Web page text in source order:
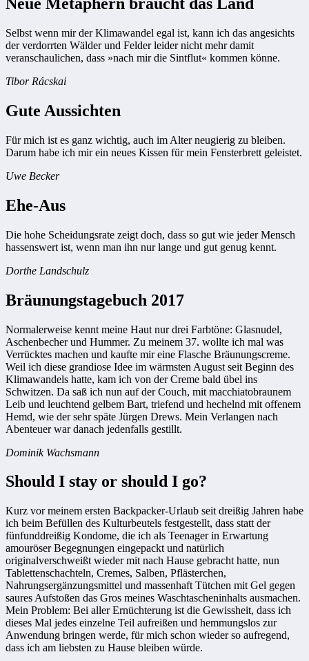
Selbst wenn mir der Klimawandel egal ist, kann ich das angesichts
der verdorrten Wälder und Felder leider nicht mehr damit
veranschaulichen, dass »nach mir die Sintflut« kommen könne.
Tibor Rácskai
Gute Aussichten
Für mich ist es ganz wichtig, auch im Alter neugierig zu bleiben.
Darum habe ich mir ein neues Kissen für mein Fensterbrett geleistet.
Uwe Becker
Ehe-Aus
Die hohe Scheidungsrate zeigt doch, dass so gut wie jeder Mensch
hassenswert ist, wenn man ihn nur lange und gut genug kennt.
Dorthe Landschulz
Bräunungstagebuch 2017
Normalerweise kennt meine Haut nur drei Farbtöne: Glasnudel,
Aschenbecher und Hummer. Zu meinem 37. wollte ich mal was
Verrücktes machen und kaufte mir eine Flasche Bräunungscreme.
Weil ich diese grandiose Idee im wärmsten August seit Beginn des
Klimawandels hatte, kam ich von der Creme bald übel ins
Schwitzen. Da saß ich nun auf der Couch, mit macchiatobraunem
Leib und leuchtend gelbem Bart, triefend und hechelnd mit offenem
Hemd, wie der sehr späte Jürgen Drews. Mein Verlangen nach
Abenteuer war danach jedenfalls gestillt.
Dominik Wachsmann
Should I stay or should I go?
Kurz vor meinem ersten Backpacker-Urlaub seit dreißig Jahren habe
ich beim Befüllen des Kulturbeutels festgestellt, dass statt der
fünfunddreißig Kondome, die ich als Teenager in Erwartung
amouröser Begegnungen eingepackt und natürlich
originalverschweißt wieder mit nach Hause gebracht hatte, nun
Tablettenschachteln, Cremes, Salben, Pflästerchen,
Nahrungsergänzungsmittel und massenhaft Tütchen mit Gel gegen
saures Aufstoßen das Gros meines Waschtascheninhalts ausmachen.
Mein Problem: Bei aller Ernüchterung ist die Gewissheit, dass ich
dieses Mal jedes einzelne Teil aufreißen und hemmungslos zur
Anwendung bringen werde, für mich schon wieder so aufregend,
dass ich am liebsten zu Hause bleiben würde.